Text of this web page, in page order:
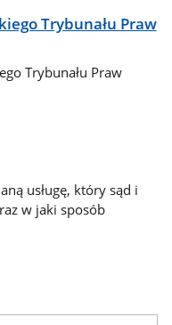
Trybunału Praw
Trybunału Praw
usługę, który sąd i
w jaki sposób